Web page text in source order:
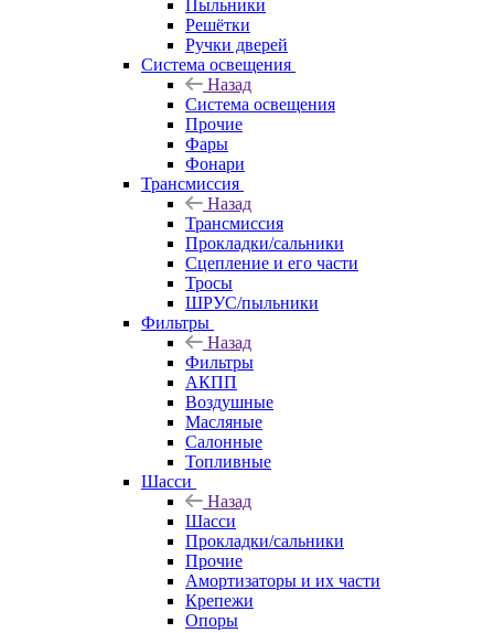
Пыльники
Решётки
Ручки дверей
Система освещения
Назад
Система освещения
Прочие
Фары
Фонари
Трансмиссия
Назад
Трансмиссия
Прокладки/сальники
Сцепление и его части
Тросы
ШРУС/пыльники
Фильтры
Назад
Фильтры
АКПП
Воздушные
Масляные
Салонные
Топливные
Шасси
Назад
Шасси
Прокладки/сальники
Прочие
Амортизаторы и их части
Крепежи
Опоры